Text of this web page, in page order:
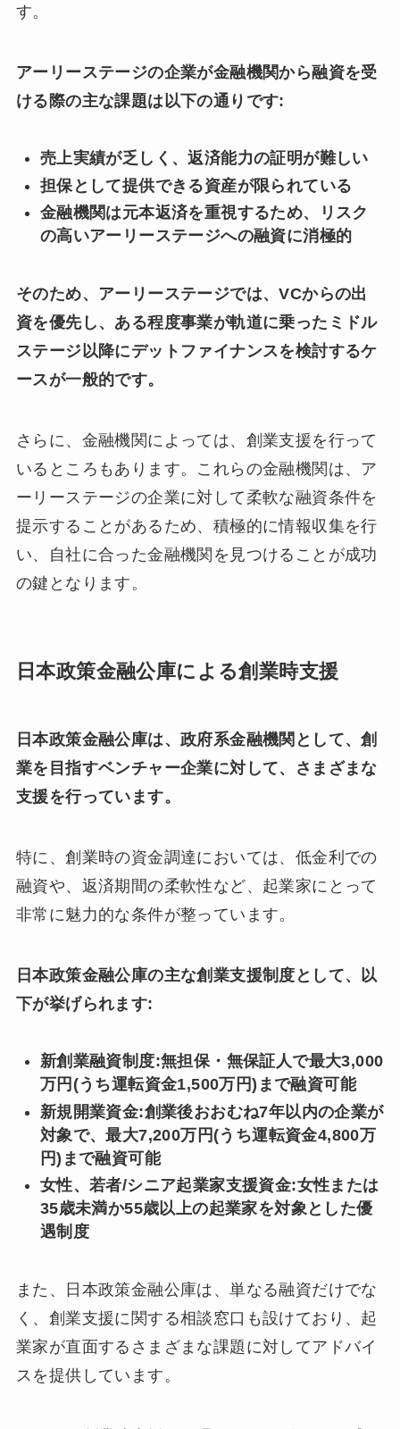
す。
アーリーステージの企業が金融機関から融資を受
ける際の主な課題は以下の通りです:
売上実績が乏しく、返済能力の証明が難しい
担保として提供できる資産が限られている
金融機関は元本返済を重視するため、リスク
の高いアーリーステージへの融資に消極的
そのため、アーリーステージでは、VCからの出
資を優先し、ある程度事業が軌道に乗ったミドル
ステージ以降にデットファイナンスを検討するケ
ースが一般的です。
さらに、金融機関によっては、創業支援を行って
いるところもあります。これらの金融機関は、ア
ーリーステージの企業に対して柔軟な融資条件を
提示することがあるため、積極的に情報収集を行
い、自社に合った金融機関を見つけることが成功
の鍵となります。
日本政策金融公庫による創業時支援
日本政策金融公庫は、政府系金融機関として、創
業を目指すベンチャー企業に対して、さまざまな
支援を行っています。
特に、創業時の資金調達においては、低金利での
融資や、返済期間の柔軟性など、起業家にとって
非常に魅力的な条件が整っています。
日本政策金融公庫の主な創業支援制度として、以
下が挙げられます:
新創業融資制度:無担保・無保証人で最大3,000
万円(うち運転資金1,500万円)まで融資可能
新規開業資金:創業後おおむね7年以内の企業が
対象で、最大7,200万円(うち運転資金4,800万
円)まで融資可能
女性、若者/シニア起業家支援資金:女性または
35歳未満か55歳以上の起業家を対象とした優
遇制度
また、日本政策金融公庫は、単なる融資だけでな
く、創業支援に関する相談窓口も設けており、起
業家が直面するさまざまな課題に対してアドバイ
スを提供しています。